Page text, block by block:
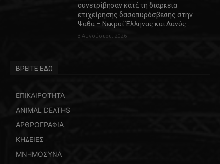
συνετρίβησαν κατά τη διάρκεια
επιχείρησης δασοπυρόσβεσης στην
Ψάθα – Νεκροί Έλληνας και Δανός…
3 Αυγούστου, 2026
ΒΡΕΙΤΕ ΕΔΩ
ΕΠΙΚΑΙΡΟΤΗΤΑ
ANIMAL DEATHS
ΑΡΘΡΟΓΡΑΦΙΑ
ΚΗΔΕΙΕΣ
ΜΝΗΜΟΣΥΝΑ